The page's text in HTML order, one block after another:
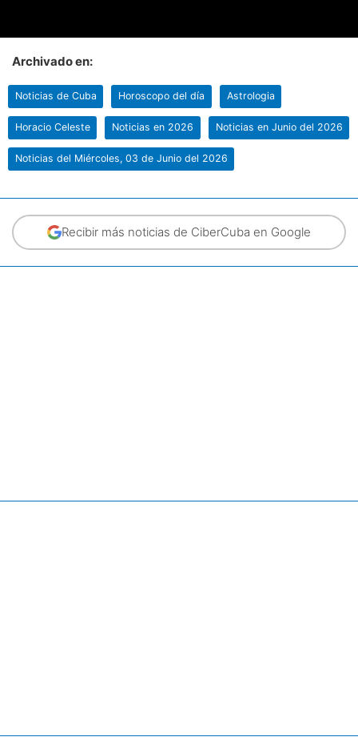
Archivado en:
Noticias de Cuba Horoscopo del día Astrologia
Horacio Celeste Noticias en 2026 Noticias en Junio del 2026
Noticias del Miércoles, 03 de Junio del 2026
Recibir más noticias de CiberCuba en Google